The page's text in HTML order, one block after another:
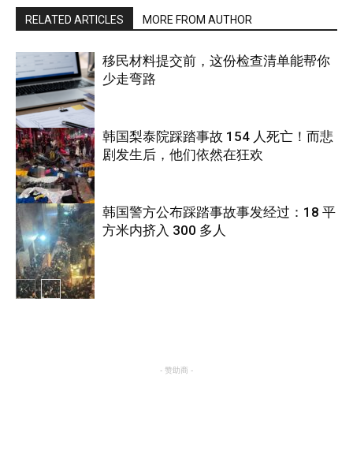
RELATED ARTICLES MORE FROM AUTHOR
国际
移民材料提交前，这份检查清单能帮你
少走弯路
国际
韩国梨泰院踩踏事故 154 人死亡！而悲
剧发生后，他们依然在狂欢
韩国警方公布踩踏事故事发经过：18 平
方米内挤入 300 多人
- 赞助商 -